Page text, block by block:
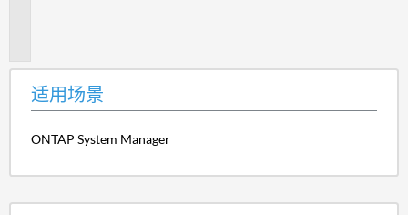
适用场景
ONTAP System Manager